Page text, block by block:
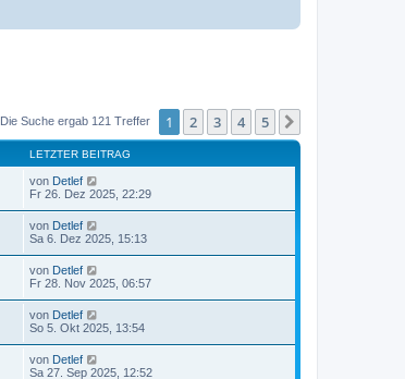
Die Suche ergab 121 Treffer 1 2 3 4 5
LETZTER BEITRAG
von Detlef
Fr 26. Dez 2025, 22:29
von Detlef
Sa 6. Dez 2025, 15:13
von Detlef
Fr 28. Nov 2025, 06:57
von Detlef
So 5. Okt 2025, 13:54
von Detlef
Sa 27. Sep 2025, 12:52